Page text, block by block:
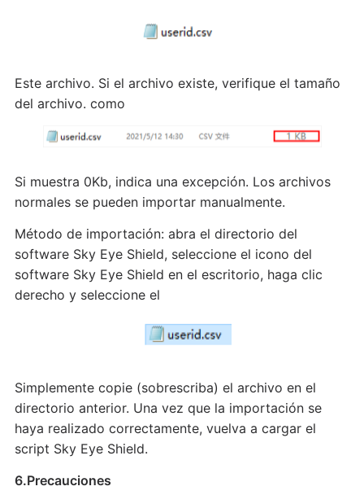
Este archivo. Si el archivo existe, verifique el tamaño
del archivo. como
Si muestra 0Kb, indica una excepción. Los archivos
normales se pueden importar manualmente.
Método de importación: abra el directorio del
software Sky Eye Shield, seleccione el icono del
software Sky Eye Shield en el escritorio, haga clic
derecho y seleccione el
Simplemente copie (sobrescriba) el archivo en el
directorio anterior. Una vez que la importación se
haya realizado correctamente, vuelva a cargar el
script Sky Eye Shield.
6.Precauciones